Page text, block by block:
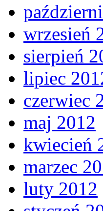
wrzesień
sierpień
lipiec
czerwiec
maj 2012
kwiecień
marzec
luty 2012